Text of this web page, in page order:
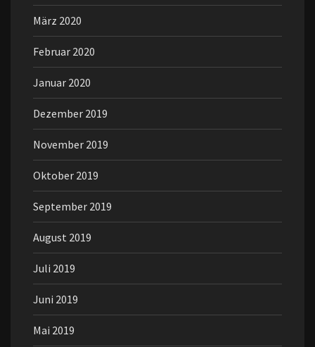
März 2020
Februar 2020
Januar 2020
Dezember 2019
November 2019
Oktober 2019
September 2019
August 2019
Juli 2019
Juni 2019
Mai 2019